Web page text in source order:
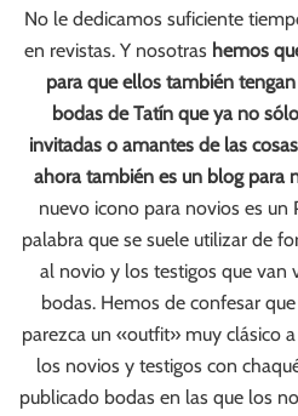
No le dedicamos suficiente
en revistas. Y nosotras hemos
para que ellos también
bodas de Tatín que ya no
invitadas o amantes de las
ahora también es un blog para
nuevo icono para novios es un
palabra que se suele utilizar de
al novio y los testigos que van
bodas. Hemos de confesar
parezca un «outfit» muy clásico
los novios y testigos con
publicado bodas en las que los